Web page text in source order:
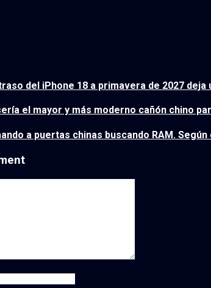
del iPhone 18 a primavera de 2027
el mayor y más moderno cañón chino
a puertas chinas buscando RAM.